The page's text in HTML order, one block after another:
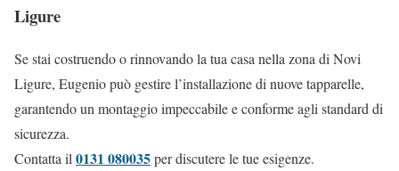
Ligure
Se stai costruendo o rinnovando la tua casa nella zona di Novi
Ligure, Eugenio può gestire l’installazione di nuove tapparelle,
garantendo un montaggio impeccabile e conforme agli standard di
sicurezza.
Contatta il0131 080035per discutere le tue esigenze.